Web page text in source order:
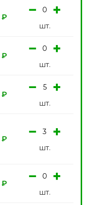
₽ − +
шт.
₽ − +
шт.
₽ − +
шт.
₽ − +
шт.
₽ − +
шт.